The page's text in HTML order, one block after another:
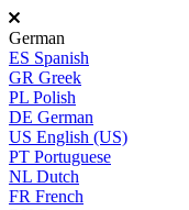
German
ES Spanish
GR Greek
PL Polish
DE German
US English (US)
PT Portuguese
NL Dutch
FR French